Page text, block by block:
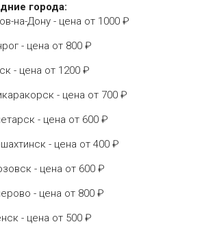
города:
на-Дону - цена от 1000 ₽
- цена от 800 ₽
- цена от 1200 ₽
- цена от 700 ₽
- цена от 600 ₽
- цена от 400 ₽
- цена от 600 ₽
- цена от 800 ₽
- цена от 500 ₽